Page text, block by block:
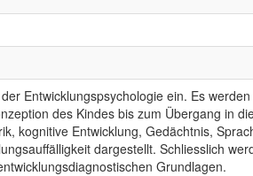
Entwicklungspsychologie ein. Es
des Kindes bis zum Übergang in
kognitive Entwicklung, Gedächtnis,
dargestellt. Schliesslich
Grundlagen.